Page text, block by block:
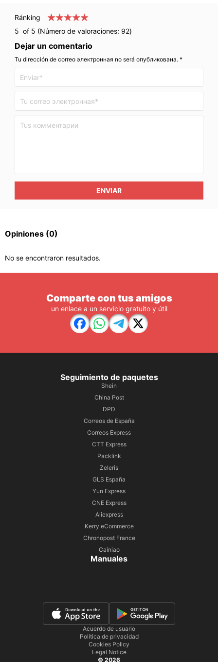
Ránking
5 of 5 (Número de valoraciones: 92)
Dejar un comentario
Tu dirección de correo электронная no será опубликована. *
ENVIAR
Opiniones (0)
No se encontraron resultados.
Comparte con tus amigos
un enlace a un servicio gratuito y útil
Seguimiento de paquetes
Shein
China Post
DPD
Correos de España
Correos Express
CTT Express
Packlink
Zeleris
GLS España
Yun Express
CNE Express
Aliexpress
Kerry eCommerce
Chronopost France
Cainiao
Manuales
Acuerdo de usuario
Política de privacidad
Cookies Policy
Legal Notice
© 2026